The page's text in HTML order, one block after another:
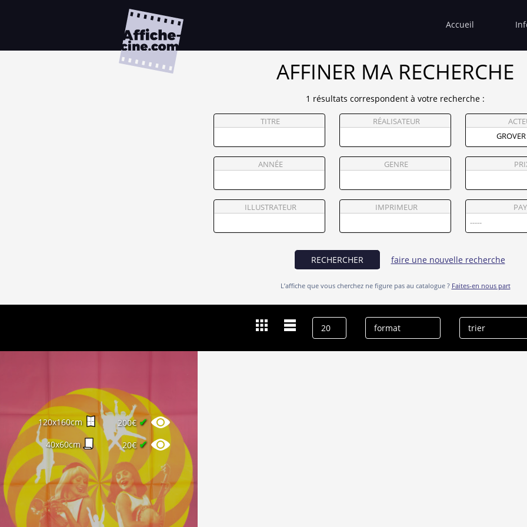
Accueil
AFFINER MA RECHERCHE
1 résultats correspondent à votre recherche :
TITRE RÉALISATEUR
ANNÉE GENRE
ILLUSTRATEUR IMPRIMEUR
RECHERCHER faire une nouvelle recherche
L’affiche que vous cherchez ne figure pas au catalogue ? Faites-en nous part
Grover Dale
effacer l’historique
120x160cm 200€ ✔
40x60cm 20€ ✔